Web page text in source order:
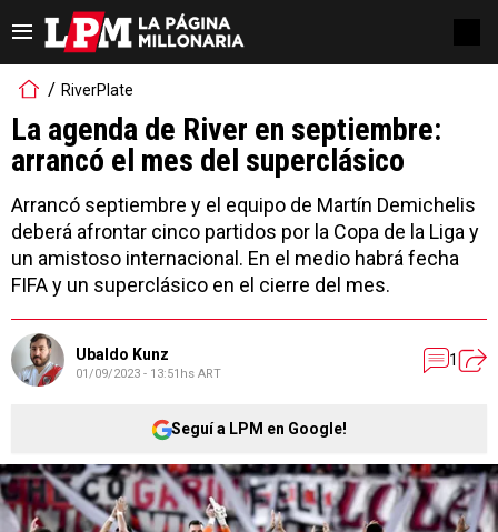
RiverPlate
La agenda de River en septiembre:
arrancó el mes del superclásico
Arrancó septiembre y el equipo de Martín Demichelis
deberá afrontar cinco partidos por la Copa de la Liga y
un amistoso internacional. En el medio habrá fecha
FIFA y un superclásico en el cierre del mes.
Ubaldo Kunz
01/09/2023 - 13:51hs ART
1
Seguí a LPM en Google!